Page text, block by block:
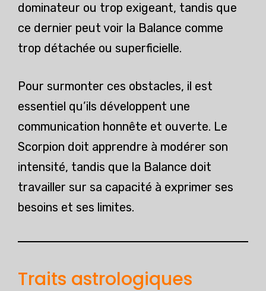
dominateur ou trop exigeant, tandis que
ce dernier peut voir la Balance comme
trop détachée ou superficielle.
Pour surmonter ces obstacles, il est
essentiel qu’ils développent une
communication honnête et ouverte. Le
Scorpion doit apprendre à modérer son
intensité, tandis que la Balance doit
travailler sur sa capacité à exprimer ses
besoins et ses limites.
Traits astrologiques